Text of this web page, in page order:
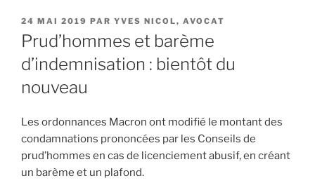
PUBLIÉ
LE
24 MAI 2019 PAR YVES NICOL, AVOCAT
Prud’hommes et barème
d’indemnisation : bientôt du
nouveau
Les ordonnances Macron ont modifié le montant des
condamnations prononcées par les Conseils de
prud’hommes en cas de licenciement abusif, en créant
un barème et un plafond.